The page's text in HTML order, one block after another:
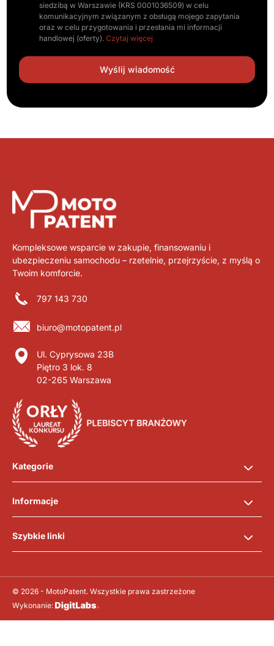
siedzibą w Warszawie (KRS 0001036509) w celu
komunikacyjnym związanym z obsługą mojego zapytania
oraz w celu przygotowania i przesłania mi informacji
handlowej (oferty).Czytaj więcej
Kompleksowe wsparcie w zakupie, finansowaniu i
ubezpieczeniu samochodu – rzetelnie, przejrzyście, z myślą o
Twoim komforcie.
797 143 730
biuro@motopatent.pl
Ul. Cyprysowa 23B
Piętro 3 lok. 8
02-265 Warszawa
Kategorie
Informacje
Szybkie linki
© 2026 - MotoPatent. Wszystkie prawa zastrzeżone
Wykonanie: